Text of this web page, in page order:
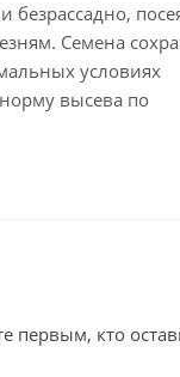
Семена
условиях
высева по
первым, кто